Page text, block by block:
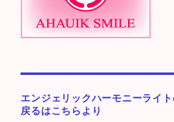
エンジェリックハーモニーライ
戻るはこちらより